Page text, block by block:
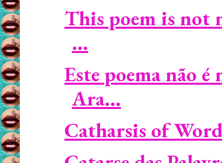
This poem is not
...
Este poema não
Ara...
Catharsis of